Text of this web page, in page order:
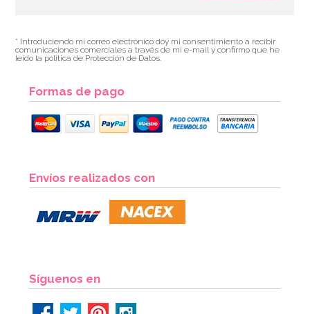
* Introduciendo mi correo electrónico doy mi consentimiento a recibir
comunicaciones comerciales a través de mi e-mail y confirmo que he
leído la política de Protección de Datos.
Formas de pago
Envíos realizados con
Síguenos en